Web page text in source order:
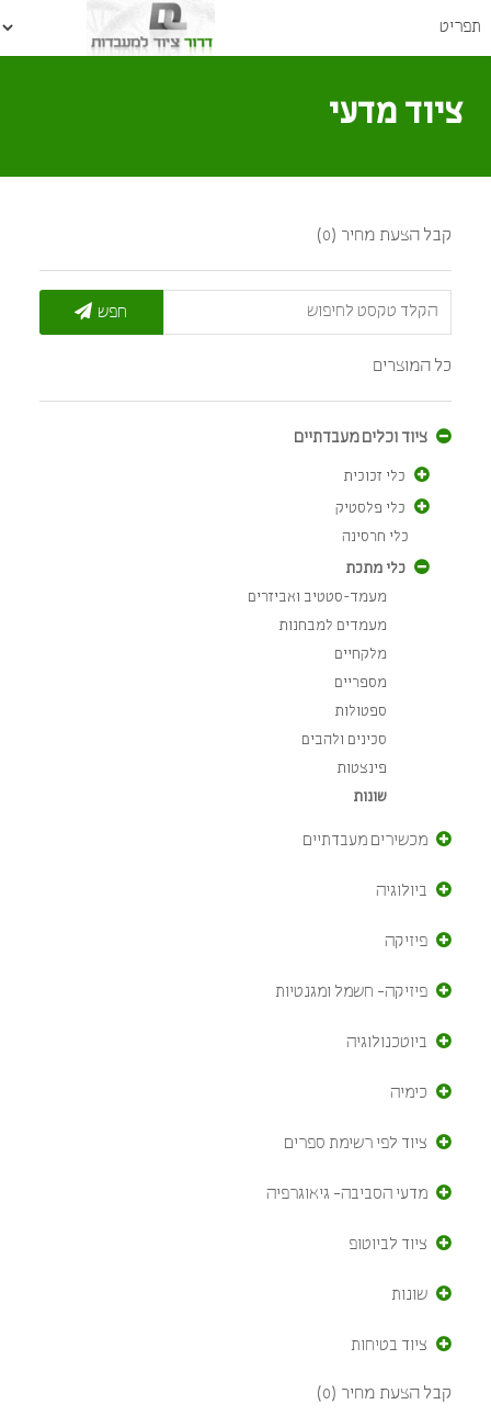
ציוד מדעי
קבל הצעת מחיר (0)
חפש
כל המוצרים
ציוד וכלים מעבדתיים
כלי זכוכית
כלי פלסטיק
כלי חרסינה
כלי מתכת
מעמד-סטטיב ואביזרים
מעמדים למבחנות
מלקחיים
מספריים
ספטולות
סכינים ולהבים
פינצטות
שונות
מכשירים מעבדתיים
ביולוגיה
פיזיקה
פיזיקה- חשמל ומגנטיות
ביוטכנולוגיה
כימיה
ציוד לפי רשימת ספרים
מדעי הסביבה- גיאוגרפיה
ציוד לביוטופ
שונות
ציוד בטיחות
קבל הצעת מחיר (0)